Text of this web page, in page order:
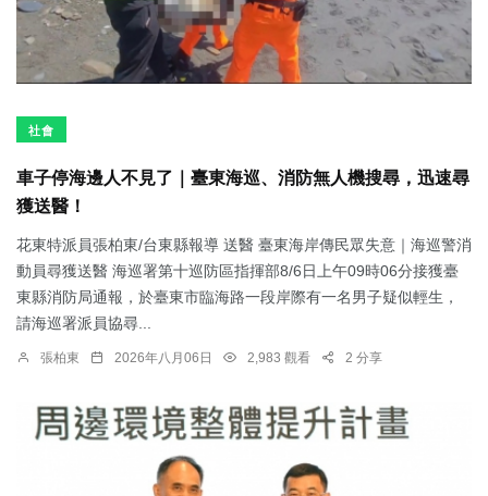
社會
車子停海邊人不見了｜臺東海巡、消防無人機搜尋，迅速尋
獲送醫！
花東特派員張柏東/台東縣報導 送醫 臺東海岸傳民眾失意｜海巡警消
動員尋獲送醫 海巡署第十巡防區指揮部8/6日上午09時06分接獲臺
東縣消防局通報，於臺東市臨海路一段岸際有一名男子疑似輕生，
請海巡署派員協尋...
張柏東 2026年八月06日 2,983 觀看 2 分享